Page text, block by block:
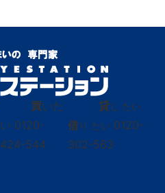
買いた
い 0120-
424-544
貸し たい
借り たい 0120-
302-563